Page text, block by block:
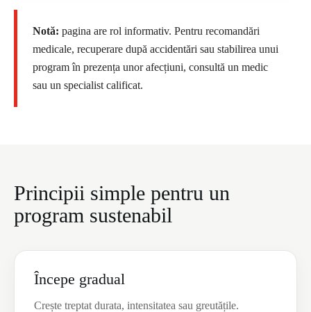
Notă: pagina are rol informativ. Pentru recomandări
medicale, recuperare după accidentări sau stabilirea unui
program în prezența unor afecțiuni, consultă un medic
sau un specialist calificat.
Principii simple pentru un
program sustenabil
Începe gradual
Crește treptat durata, intensitatea sau greutățile.